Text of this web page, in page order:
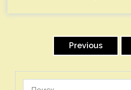
Previous